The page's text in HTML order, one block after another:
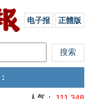
电子报 正體版
：